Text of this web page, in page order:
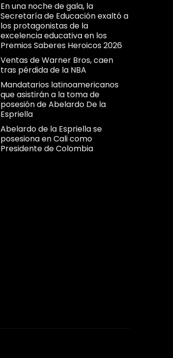
En una noche de gala, la
Secretaría de Educación exaltó a
los protagonistas de la
excelencia educativa en los
Premios Saberes Heroicos 2026
Ventas de Warner Bros, caen
tras pérdida de la NBA
Mandatarios latinoamericanos
que asistirán a la toma de
posesión de Abelardo De la
Espriella
Abelardo de la Espriella se
posesiona en Cali como
Presidente de Colombia